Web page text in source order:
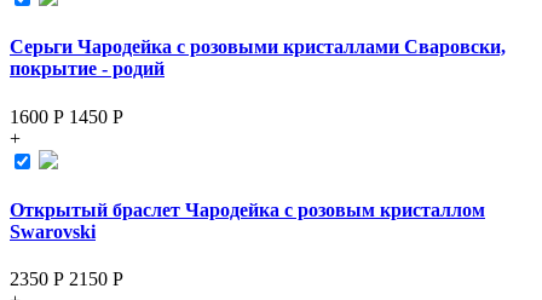
Серьги Чародейка с розовыми кристаллами Сваровски,
покрытие - родий
1600 Р 1450 Р
+
Открытый браслет Чародейка с розовым кристаллом
Swarovski
2350 Р 2150 Р